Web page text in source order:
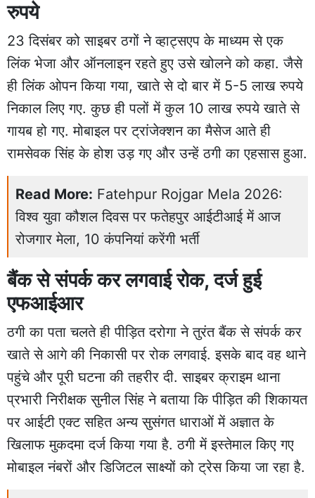
रुपये
23 दिसंबर को साइबर ठगों ने व्हाट्सएप के माध्यम से एक
लिंक भेजा और ऑनलाइन रहते हुए उसे खोलने को कहा. जैसे
ही लिंक ओपन किया गया, खाते से दो बार में 5-5 लाख रुपये
निकाल लिए गए. कुछ ही पलों में कुल 10 लाख रुपये खाते से
गायब हो गए. मोबाइल पर ट्रांजेक्शन का मैसेज आते ही
रामसेवक सिंह के होश उड़ गए और उन्हें ठगी का एहसास हुआ.
Read More: Fatehpur Rojgar Mela 2026:
विश्व युवा कौशल दिवस पर फतेहपुर आईटीआई में आज
रोजगार मेला, 10 कंपनियां करेंगी भर्ती
बैंक से संपर्क कर लगवाई रोक, दर्ज हुई
एफआईआर
ठगी का पता चलते ही पीड़ित दरोगा ने तुरंत बैंक से संपर्क कर
खाते से आगे की निकासी पर रोक लगवाई. इसके बाद वह थाने
पहुंचे और पूरी घटना की तहरीर दी. साइबर क्राइम थाना
प्रभारी निरीक्षक सुनील सिंह ने बताया कि पीड़ित की शिकायत
पर आईटी एक्ट सहित अन्य सुसंगत धाराओं में अज्ञात के
खिलाफ मुकदमा दर्ज किया गया है. ठगी में इस्तेमाल किए गए
मोबाइल नंबरों और डिजिटल साक्ष्यों को ट्रेस किया जा रहा है.